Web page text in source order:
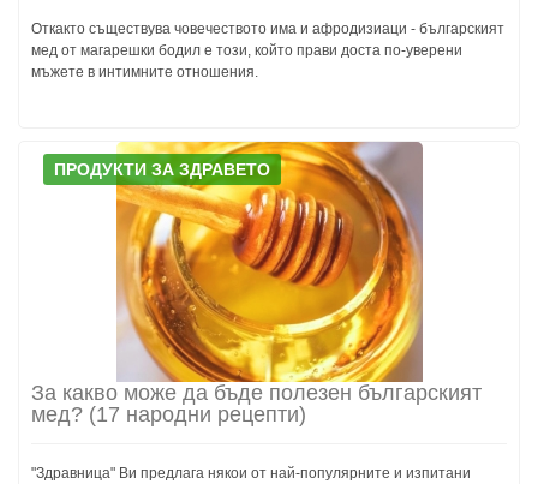
Откакто съществува човечеството има и афродизиаци - българският
мед от магарешки бодил е този, който прави доста по-уверени
мъжете в интимните отношения.
ПРОДУКТИ ЗА ЗДРАВЕТО
За какво може да бъде полезен българският
мед? (17 народни рецепти)
"Здравница" Ви предлага някои от най-популярните и изпитани